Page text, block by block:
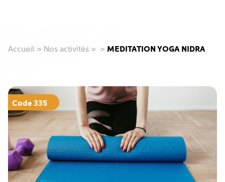
Accueil > Nos activités > > MEDITATION YOGA NIDRA
Code 335